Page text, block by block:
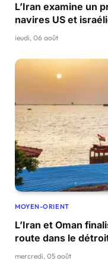
L’Iran examine un
navires US et
jeudi, 06 août
MOYEN-ORIENT
L’Iran et Oman
route dans le
mercredi, 05 août